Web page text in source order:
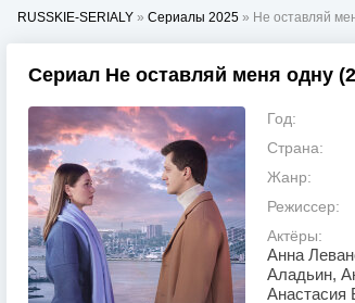
RUSSKIE-SERIALY » Сериалы 2025 » Не оставляй
Сериал Не оставляй меня одну
Год:
Страна:
Жанр:
Режиссер:
Актёры:
Анна
Аладьин,
Анастасия